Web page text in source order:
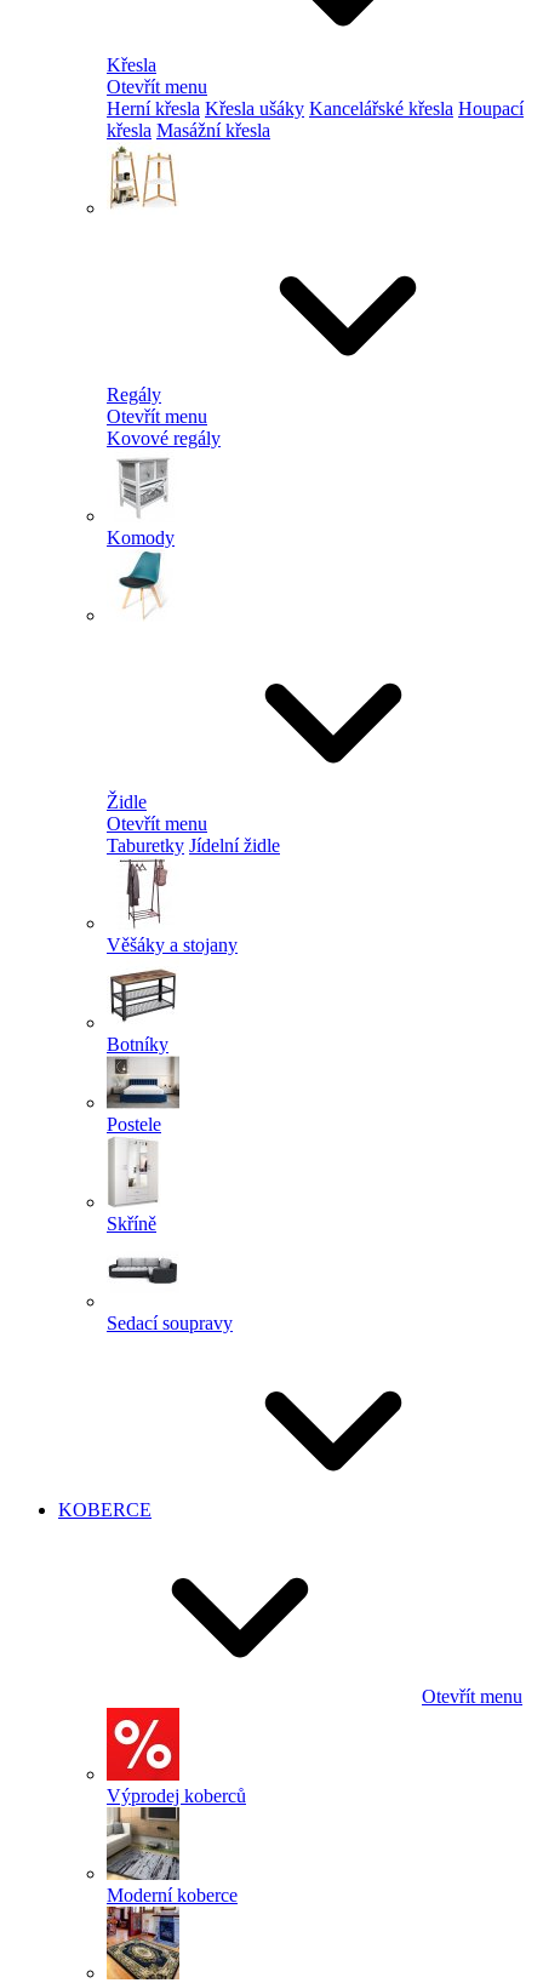
Křesla
Otevřít menu
Herní křesla Křesla ušáky Kancelářské křesla Houpací
křesla Masážní křesla
Regály
Otevřít menu
Kovové regály
Komody
Židle
Otevřít menu
Taburetky Jídelní židle
Věšáky a stojany
Botníky
Postele
Skříně
Sedací soupravy
KOBERCE
Otevřít menu
Výprodej koberců
Moderní koberce